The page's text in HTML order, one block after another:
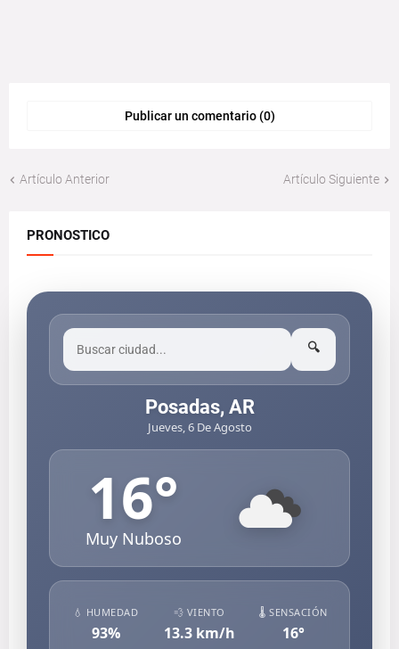
Publicar un comentario (0)
Artículo Anterior Artículo Siguiente
PRONOSTICO
🔍
Posadas, AR
Jueves, 6 De Agosto
16°
Muy Nuboso
💧 HUMEDAD
93%
💨 VIENTO
13.3km/h
🌡️ SENSACIÓN
16°